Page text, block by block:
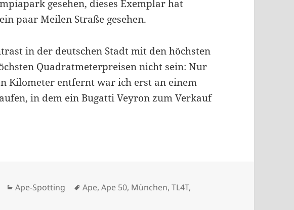
gesehen, dieses Exemplar hat
paar Meilen Straße gesehen.
in der deutschen Stadt mit den höchsten
Quadratmeterpreisen nicht sein: Nur
Kilometer entfernt war ich erst an einem
in dem ein Bugatti Veyron zum Verkauf
Kategorien
Ape-Spotting Schlagwörter
Ape,Ape 50, München,TL4T,